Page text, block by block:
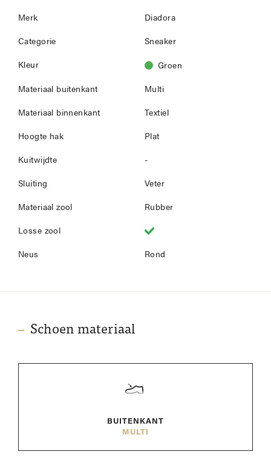
Merk Diadora
Categorie Sneaker
Kleur Groen
Materiaal buitenkant Multi
Materiaal binnenkant Textiel
Hoogte hak Plat
Kuitwijdte -
Sluiting Veter
Materiaal zool Rubber
Losse zool
Neus Rond
Schoen materiaal
BUITENKANT
MULTI